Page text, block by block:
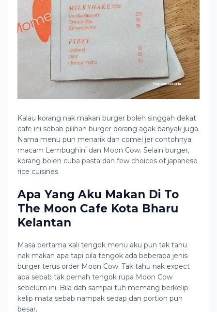
Kalau korang nak makan burger boleh singgah dekat
cafe ini sebab pilihan burger dorang agak banyak juga.
Nama menu pun menarik dan comel jer contohnya
macam Lembughini dan Moon Cow. Selain burger,
korang boleh cuba pasta dan few choices of japanese
rice cuisines.
Apa Yang Aku Makan Di To
The Moon Cafe Kota Bharu
Kelantan
Masa pertama kali tengok menu aku pun tak tahu
nak makan apa tapi bila tengok ada beberapa jenis
burger terus order Moon Cow. Tak tahu nak expect
apa sebab tak pernah tengok rupa Moon Cow
sebelum ini. Bila dah sampai tuh memang berkelip
kelip mata sebab nampak sedap dan portion pun
besar.